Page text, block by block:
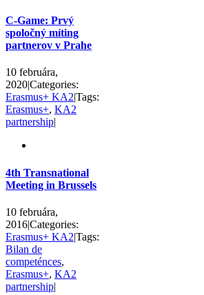
C-Game: Prvý
spoločný míting
partnerov v Prahe
10 februára,
2020|Categories:
Erasmus+ KA2|Tags:
Erasmus+, KA2
partnership|
4th Transnational
Meeting in Brussels
10 februára,
2016|Categories:
Erasmus+ KA2|Tags:
Bilan de
competénces,
Erasmus+, KA2
partnership|